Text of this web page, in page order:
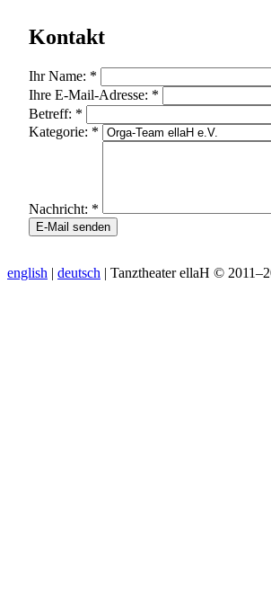
Kontakt
Ihr Name: *
Ihre E-Mail-Adresse: *
Betreff: *
Kategorie: *
Nachricht: *
english | deutsch | Tanztheater ellaH ©